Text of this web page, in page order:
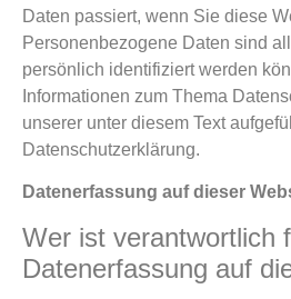
Daten passiert, wenn Sie diese
Personenbezogene Daten sind
persönlich identifiziert werden
Informationen zum Thema
unserer unter diesem Text
Datenschutzerklärung.
Datenerfassung auf dieser
Wer ist verantwortlich
Datenerfassung auf